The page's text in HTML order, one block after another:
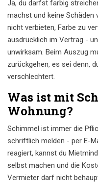
Ja, du darfst farbig
machst und keine Schäden
nicht verbieten, Farbe zu
ausdrücklich im Vertrag -
unwirksam. Beim Auszug
zurückgehen, es sei denn,
verschlechtert.
Was ist mit
Wohnung?
Schimmel ist immer die
schriftlich melden - per E-
reagiert, kannst du
selbst machen und die
Vermieter darf nicht